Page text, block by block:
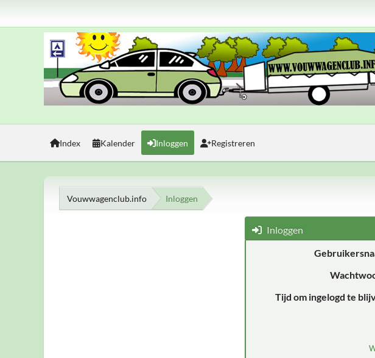
Index Kalender Inloggen Registreren
Vouwwagenclub.info Inloggen
Inloggen
Tijd om ingelogd te